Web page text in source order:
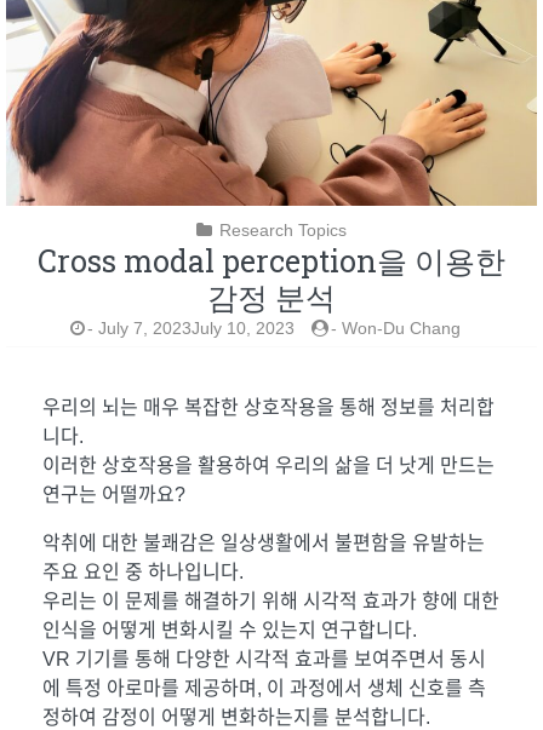
Research Topics
Cross modal perception을 이용한
감정 분석
- July 7, 2023July 10, 2023 - Won-Du Chang
우리의 뇌는 매우 복잡한 상호작용을 통해 정보를 처리합
니다.
이러한 상호작용을 활용하여 우리의 삶을 더 낫게 만드는
연구는 어떨까요?
악취에 대한 불쾌감은 일상생활에서 불편함을 유발하는
주요 요인 중 하나입니다.
우리는 이 문제를 해결하기 위해 시각적 효과가 향에 대한
인식을 어떻게 변화시킬 수 있는지 연구합니다.
VR 기기를 통해 다양한 시각적 효과를 보여주면서 동시
에 특정 아로마를 제공하며, 이 과정에서 생체 신호를 측
정하여 감정이 어떻게 변화하는지를 분석합니다.